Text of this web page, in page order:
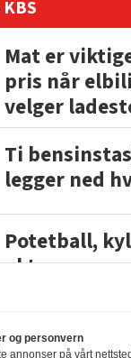
Mat er
pris når
velger
Ti
legger ned
Potetball,
oktan
KBS-bransjen i
og personvern
annonser på vårt